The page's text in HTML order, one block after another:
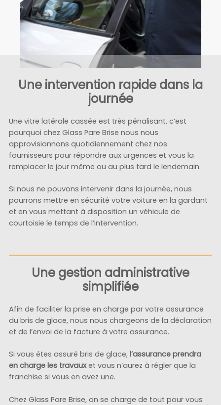
Une intervention rapide dans la
journée
Une vitre latérale cassée est très pénalisant, c’est
pourquoi chez Glass Pare Brise nous nous
approvisionnons quotidiennement chez nos
fournisseurs pour répondre aux urgences et vous la
remplacer le jour même ou au plus tard le lendemain.
Si nous ne pouvons intervenir dans la journée, nous
pourrons mettre en sécurité votre voiture en la gardant
et en vous mettant à disposition un véhicule de
courtoisie le temps de l’intervention.
Une gestion administrative
simplifiée
Afin de faciliter la prise en charge par votre assurance
du bris de glace, nous nous chargeons de la déclaration
et de l’envoi de la facture à votre assurance.
Si vous êtes assuré bris de glace,l’assurance prendra
en charge les travauxet vous n’aurez à régler que la
franchise si vous en avez une.
Chez Glass Pare Brise, on se charge de tout pour vous